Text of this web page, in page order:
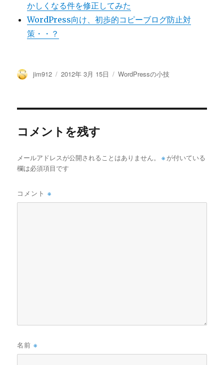
かしくなる件を修正してみた
WordPress向け、初歩的コピーブログ防止対
策・・？
投
jim912
投
2012年 3月 15日
カ
WordPressの小技
コメントを残す
メールアドレスが公開されることはありません。 ※ が付いている
欄は必須項目です
コメント※
名前※